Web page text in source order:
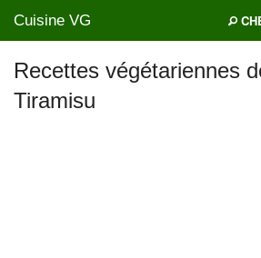
Cuisine VG
Recettes végétariennes
Tiramisu